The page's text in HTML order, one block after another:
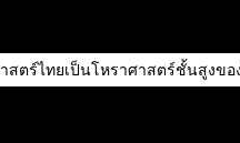
สตร์ไทยเป็นโหราศาสตร์ชั้นสู